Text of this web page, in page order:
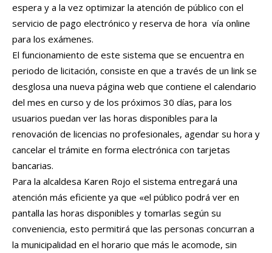
espera y a la vez optimizar la atención de público con el
servicio de pago electrónico y reserva de hora vía online
para los exámenes.
El funcionamiento de este sistema que se encuentra en
periodo de licitación, consiste en que a través de un link se
desglosa una nueva página web que contiene el calendario
del mes en curso y de los próximos 30 días, para los
usuarios puedan ver las horas disponibles para la
renovación de licencias no profesionales, agendar su hora y
cancelar el trámite en forma electrónica con tarjetas
bancarias.
Para la alcaldesa Karen Rojo el sistema entregará una
atención más eficiente ya que «el público podrá ver en
pantalla las horas disponibles y tomarlas según su
conveniencia, esto permitirá que las personas concurran a
la municipalidad en el horario que más le acomode, sin